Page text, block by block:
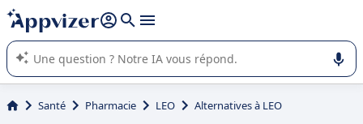
répondre (plusieurs lignes avec
L'IA de Appvizer vous guide dans l'utilisation ou la sélection de
logiciel SaaS en entreprise.
Santé Pharmacie LEO Alternatives à LEO